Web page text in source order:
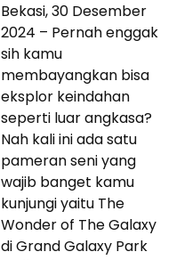
Bekasi, 30 Desember
2024 – Pernah enggak
sih kamu
membayangkan bisa
eksplor keindahan
seperti luar angkasa?
Nah kali ini ada satu
pameran seni yang
wajib banget kamu
kunjungi yaitu The
Wonder of The Galaxy
di Grand Galaxy Park